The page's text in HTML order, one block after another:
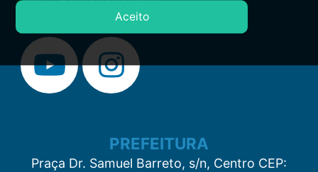
PREFEITURA
Praça Dr. Samuel Barreto, s/n, Centro CEP:
Aceito